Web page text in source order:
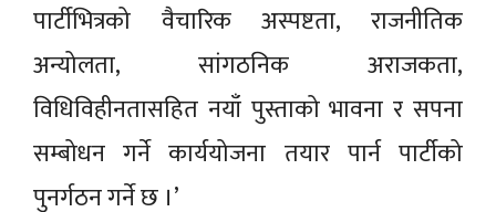
पार्टीभित्रको वैचारिक अस्पष्टता, राजनीतिक
अन्योलता, सांगठनिक अराजकता,
विधिविहीनतासहित नयाँ पुस्ताको भावना र सपना
सम्बोधन गर्ने कार्ययोजना तयार पार्न पार्टीको
पुनर्गठन गर्ने छ ।’